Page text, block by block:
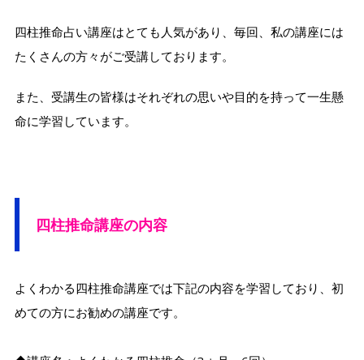
四柱推命占い講座はとても人気があり、毎回、私の講座には
たくさんの方々がご受講しております。
また、受講生の皆様はそれぞれの思いや目的を持って一生懸
命に学習しています。
四柱推命講座の内容
よくわかる四柱推命講座では下記の内容を学習しており、初
めての方にお勧めの講座です。